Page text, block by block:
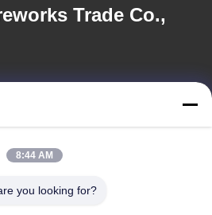
Trade Co.,
8:44 AM
you looking for?